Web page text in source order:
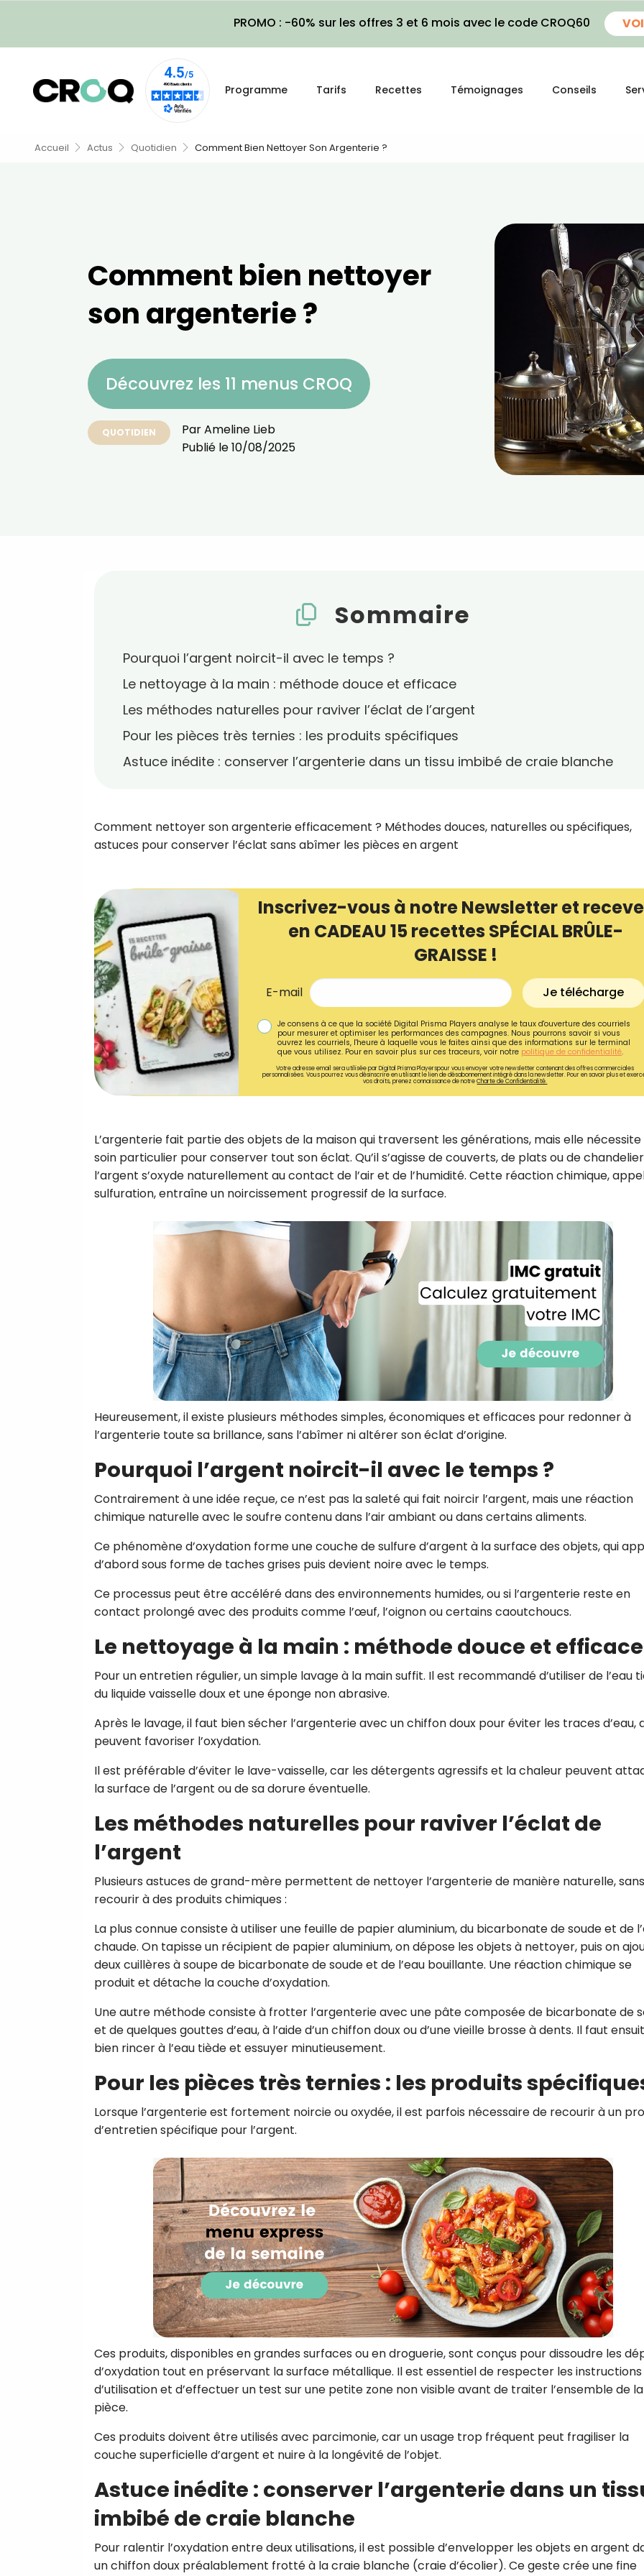
PROMO : -60% sur les offres 3 et 6 mois avec le code CROQ60
Programme Tarifs Recettes Témoignages Conseils
Accueil Actus Quotidien Comment Bien Nettoyer Son Argenterie ?
Comment bien nettoyer
son argenterie ?
Découvrez les 11 menus CROQ
QUOTIDIEN ParAmeline Lieb
Publié le10/08/2025
Sommaire
Pourquoi l’argent noircit-il avec le temps ?
Le nettoyage à la main : méthode douce et efficace
Les méthodes naturelles pour raviver l’éclat de l’argent
Pour les pièces très ternies : les produits spécifiques
Astuce inédite : conserver l’argenterie dans un tissu imbibé de craie blanche
Comment nettoyer son argenterie efficacement ? Méthodes douces, naturelles ou spécifiques,
astuces pour conserver l’éclat sans abîmer les pièces en argent
Inscrivez-vous à notre Newsletter et
en CADEAU 15 recettes SPÉCIAL BRÛLE-
GRAISSE !
E-mail Je télécharge
Je consens à ce que la société Digital Prisma Players analyse le taux d'ouverture des courriels
pour mesurer et optimiser les performances des campagnes. Nous pourrons savoir si vous
ouvrez les courriels, l'heure à laquelle vous le faites ainsi que des informations sur le terminal
que vous utilisez. Pour en savoir plus sur ces traceurs, voir notre politique de confidentialité.
Votre adresse email sera utilisée par Digital Prisma Playerspour vous envoyer votre newsletter contenant des offres commerciales
personnalisées. Vous pourrez vous désinscrire en utilisant le lien de désabonnement intégré dans la newsletter. Pour en savoir plus et
vos droits, prenez connaissance de notreCharte de Confidentialité.
L’argenterie fait partie des objets de la maison qui traversent les générations, mais elle nécessite
soin particulier pour conserver tout son éclat. Qu’il s’agisse de couverts, de plats ou de
l’argent s’oxyde naturellement au contact de l’air et de l’humidité. Cette réaction chimique,
sulfuration, entraîne un noircissement progressif de la surface.
Heureusement, il existe plusieurs méthodes simples, économiques et efficaces pour redonner à
l’argenterie toute sa brillance, sans l’abîmer ni altérer son éclat d’origine.
Pourquoi l’argent noircit-il avec le temps ?
Contrairement à une idée reçue, ce n’est pas la saleté qui fait noircir l’argent, mais une réaction
chimique naturelle avec le soufre contenu dans l’air ambiant ou dans certains aliments.
Ce phénomène d’oxydation forme une couche de sulfure d’argent à la surface des objets, qui
d’abord sous forme de taches grises puis devient noire avec le temps.
Ce processus peut être accéléré dans des environnements humides, ou si l’argenterie reste en
contact prolongé avec des produits comme l’œuf, l’oignon ou certains caoutchoucs.
Le nettoyage à la main : méthode douce et efficace
Pour un entretien régulier, un simple lavage à la main suffit. Il est recommandé d’utiliser de l’eau
du liquide vaisselle doux et une éponge non abrasive.
Après le lavage, il faut bien sécher l’argenterie avec un chiffon doux pour éviter les traces d’eau,
peuvent favoriser l’oxydation.
Il est préférable d’éviter le lave-vaisselle, car les détergents agressifs et la chaleur peuvent
la surface de l’argent ou de sa dorure éventuelle.
Les méthodes naturelles pour raviver l’éclat de
l’argent
Plusieurs astuces de grand-mère permettent de nettoyer l’argenterie de manière naturelle, sans
recourir à des produits chimiques :
La plus connue consiste à utiliser une feuille de papier aluminium, du bicarbonate de soude et de
chaude. On tapisse un récipient de papier aluminium, on dépose les objets à nettoyer, puis on
deux cuillères à soupe de bicarbonate de soude et de l’eau bouillante. Une réaction chimique se
produit et détache la couche d’oxydation.
Une autre méthode consiste à frotter l’argenterie avec une pâte composée de bicarbonate de
et de quelques gouttes d’eau, à l’aide d’un chiffon doux ou d’une vieille brosse à dents. Il faut
bien rincer à l’eau tiède et essuyer minutieusement.
Pour les pièces très ternies : les produits
Lorsque l’argenterie est fortement noircie ou oxydée, il est parfois nécessaire de recourir à un
d’entretien spécifique pour l’argent.
Ces produits, disponibles en grandes surfaces ou en droguerie, sont conçus pour dissoudre les
d’oxydation tout en préservant la surface métallique. Il est essentiel de respecter les instructions
d’utilisation et d’effectuer un test sur une petite zone non visible avant de traiter l’ensemble de la
pièce.
Ces produits doivent être utilisés avec parcimonie, car un usage trop fréquent peut fragiliser la
couche superficielle d’argent et nuire à la longévité de l’objet.
Astuce inédite : conserver l’argenterie dans un
imbibé de craie blanche
Pour ralentir l’oxydation entre deux utilisations, il est possible d’envelopper les objets en argent
un chiffon doux préalablement frotté à la craie blanche (craie d’écolier). Ce geste crée une fine
recettes inédites de
Ainsi que la newsletter
CROQ.
Je consens à ce que la société
Prisma Players analyse le taux
des courriels pour mesurer et
pourrons savoir si vous ouvrez les
l'heure à laquelle vous le faites
des informations sur le terminal
utilisez. Pour en savoir plus sur ces
voir notrepolitique de
Je reçois mon cadeau !
Votre adresse email sera utilisée par Digital Prisma
envoyer votre newsletter contenant des offres
personnalisées. Vous pourrez vous désinscrire en
désabonnement intégré dans la newsletter. Pour en
exercer vos droits, prenez connaissance de notre